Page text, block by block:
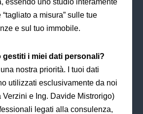
essendo uno studio interamente
a misura” sulle tue
e sul tuo immobile.
gestiti i miei dati personali?
nostra priorità. I tuoi dati
utilizzati esclusivamente da noi
Verzini e Ing. Davide Mistrorigo)
legati alla consulenza,